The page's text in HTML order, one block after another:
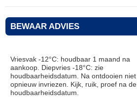
BEWAAR ADVIES
Vriesvak -12°C: houdbaar 1 maand na
aankoop. Diepvries -18°C: zie
houdbaarheidsdatum. Na ontdooien niet
opnieuw invriezen. Kijk, ruik, proef na de
houdbaarheidsdatum.